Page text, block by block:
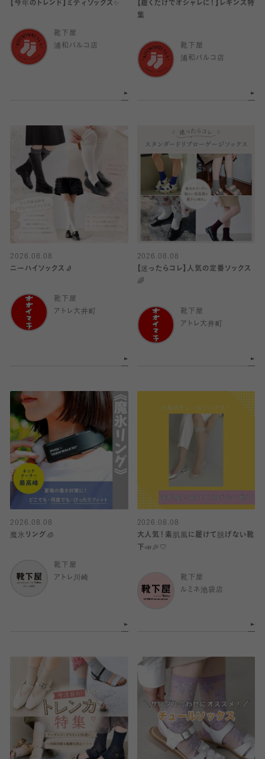
【今年のトレンド】ミディソックス✨
靴下屋
浦和パルコ店
【履くだけでオシャレに！】レギンス特
集
靴下屋
浦和パルコ店
2026.08.08
ニーハイソックス🧦
靴下屋
アトレ大井町
2026.08.08
【迷ったらコレ】人気の定番ソックス
🌈
靴下屋
アトレ大井町
2026.08.08
魔氷リング🧊
靴下屋
アトレ川崎
2026.08.08
大人気！素肌風に履けて脱げない靴
下📣🎉🤍
靴下屋
ルミネ池袋店